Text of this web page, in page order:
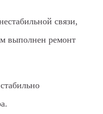
связи,
выполнен ремонт